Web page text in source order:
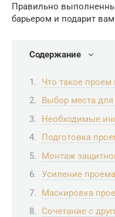
Правильно
барьером и подарит
Содержание
Что такое
Выбор места
Необходимые
Подготовка
Монтаж
Усиление проема
Маскировка
Сочетание с